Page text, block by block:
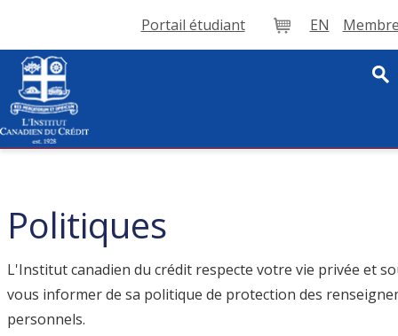
Portail étudiant Panier
EN
Politiques
L'Institut canadien du crédit respecte votre vie privée et
vous informer de sa politique de protection des
personnels.